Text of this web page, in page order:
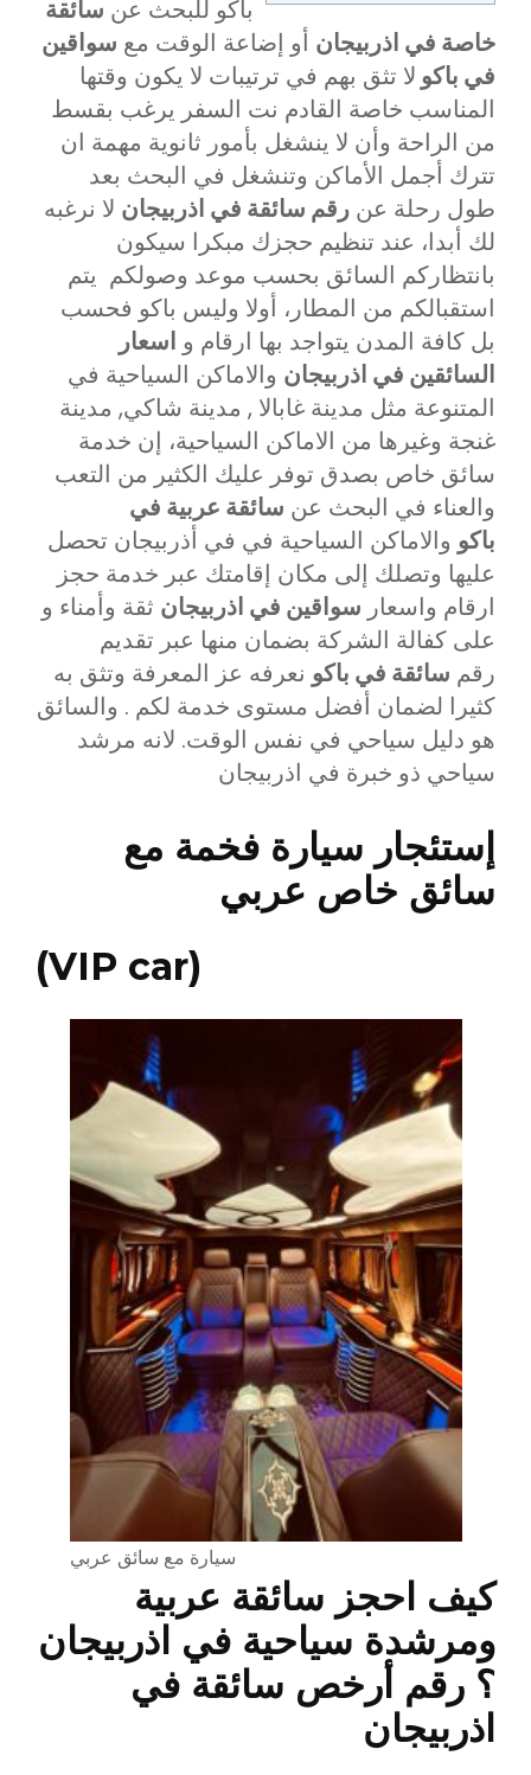
باكو للبحث عن سائقة
خاصة في اذربيجان أو إضاعة الوقت مع سواقين
في باكو لا تثق بهم في ترتيبات لا يكون وقتها
المناسب خاصة القادم نت السفر يرغب بقسط
من الراحة وأن لا ينشغل بأمور ثانوية مهمة ان
تترك أجمل الأماكن وتنشغل في البحث بعد
طول رحلة عن رقم سائقة في اذربيجان لا نرغبه
لك أبدا، عند تنظيم حجزك مبكرا سيكون
بانتظاركم السائق بحسب موعد وصولكم يتم
استقبالكم من المطار، أولا وليس باكو فحسب
بل كافة المدن يتواجد بها ارقام و اسعار
السائقين في اذربيجان والاماكن السياحية في
المتنوعة مثل مدينة غابالا , مدينة شاكي, مدينة
غنجة وغيرها من الاماكن السياحية، إن خدمة
سائق خاص بصدق توفر عليك الكثير من التعب
والعناء في البحث عن سائقة عربية في
باكو والاماكن السياحية في في أذربيجان تحصل
عليها وتصلك إلى مكان إقامتك عبر خدمة حجز
ارقام واسعار سواقين في اذربيجان ثقة وأمناء و
على كفالة الشركة بضمان منها عبر تقديم
رقم سائقة في باكو نعرفه عز المعرفة وتثق به
كثيرا لضمان أفضل مستوى خدمة لكم . والسائق
هو دليل سياحي في نفس الوقت. لانه مرشد
سياحي ذو خبرة في اذربيجان
إستئجار سيارة فخمة مع
سائق خاص عربي
(VIP car)
سيارة مع سائق عربي
كيف احجز سائقة عربية
ومرشدة سياحية في اذربيجان
؟ رقم أرخص سائقة في
اذربيجان